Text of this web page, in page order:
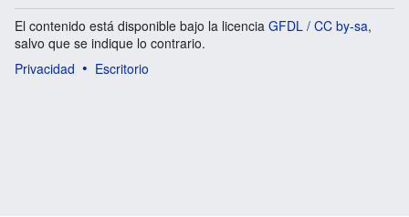
El contenido está disponible bajo la licencia GFDL / CC by-sa,
salvo que se indique lo contrario.
Privacidad
Escritorio